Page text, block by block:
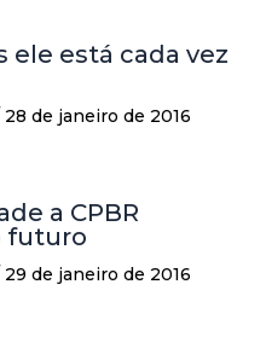
ele está cada vez
28 de janeiro de 2016
a CPBR
futuro
29 de janeiro de 2016